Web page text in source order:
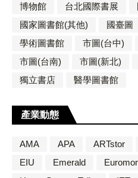
博物館
台北國際書展
國家圖書館(其他)
國臺圖
學術圖書館
市圖(台中)
市圖(台南)
市圖(新北)
獨立書店
醫學圖書館
產業動態
AMA APA ARTstor
EIU
Emerald